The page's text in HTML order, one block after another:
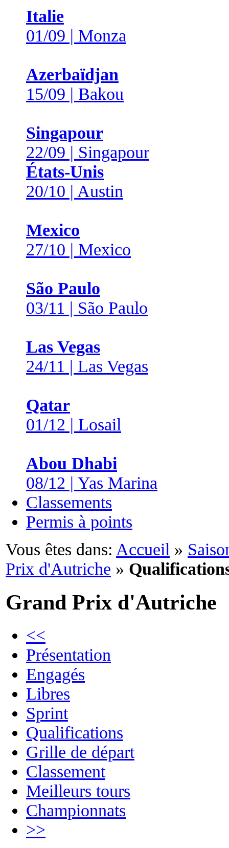
Italie
01/09 | Monza
Azerbaïdjan
15/09 | Bakou
Singapour
22/09 | Singapour
États-Unis
20/10 | Austin
Mexico
27/10 | Mexico
São Paulo
03/11 | São Paulo
Las Vegas
24/11 | Las Vegas
Qatar
01/12 | Losail
Abou Dhabi
08/12 | Yas Marina
Classements
Permis à points
Vous êtes dans: Accueil »
Prix d'Autriche »
Grand Prix d'Autriche
<<
Présentation
Engagés
Libres
Sprint
Qualifications
Grille de départ
Classement
Meilleurs tours
Championnats
>>